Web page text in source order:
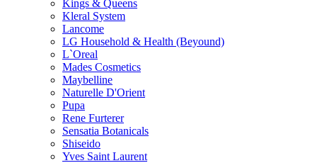
Kings & Queens
Kleral System
Lancome
LG Household & Health (Beyound)
L`Oreal
Mades Cosmetics
Maybelline
Naturelle D'Orient
Pupa
Rene Furterer
Sensatia Botanicals
Shiseido
Yves Saint Laurent